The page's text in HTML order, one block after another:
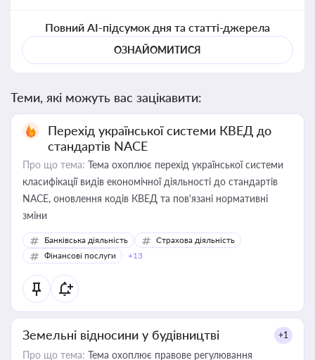
Повний AI-підсумок дня та статті-джерела
ОЗНАЙОМИТИСЯ
Теми, які можуть вас зацікавити:
Перехід української системи КВЕД до
стандартів NACE
Про що тема: Тема охоплює перехід української системи
класифікації видів економічної діяльності до стандартів
NACE, оновлення кодів КВЕД та пов'язані нормативні
зміни
Банківська діяльність
Страхова діяльність
Фінансові послуги
+13
Земельні відносини у будівництві +1
Про що тема: Тема охоплює правове регулювання